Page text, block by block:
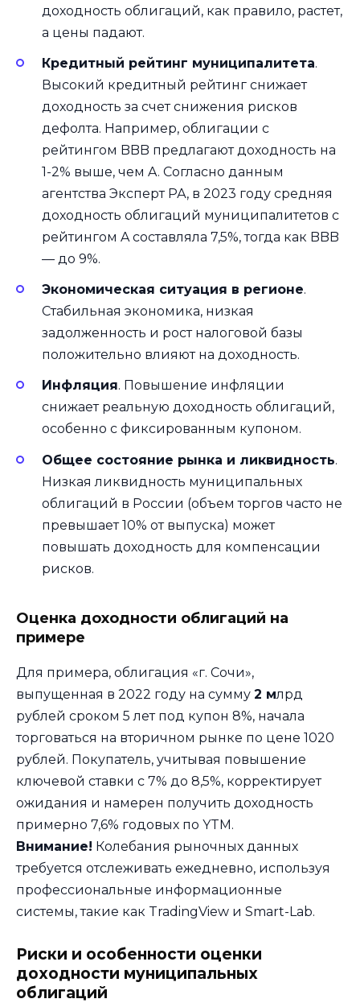
доходность облигаций, как правило, растет,
а цены падают.
Кредитный рейтинг муниципалитета.
Высокий кредитный рейтинг снижает
доходность за счет снижения рисков
дефолта. Например, облигации с
рейтингом BBB предлагают доходность на
1-2% выше, чем A. Согласно данным
агентства Эксперт РА, в 2023 году средняя
доходность облигаций муниципалитетов с
рейтингом A составляла 7,5%, тогда как BBB
— до 9%.
Экономическая ситуация в регионе.
Стабильная экономика, низкая
задолженность и рост налоговой базы
положительно влияют на доходность.
Инфляция. Повышение инфляции
снижает реальную доходность облигаций,
особенно с фиксированным купоном.
Общее состояние рынка и ликвидность.
Низкая ликвидность муниципальных
облигаций в России (объем торгов часто не
превышает 10% от выпуска) может
повышать доходность для компенсации
рисков.
Оценка доходности облигаций на
примере
Для примера, облигация «г. Сочи»,
выпущенная в 2022 году на сумму 2 млрд
рублей сроком 5 лет под купон 8%, начала
торговаться на вторичном рынке по цене 1020
рублей. Покупатель, учитывая повышение
ключевой ставки с 7% до 8,5%, корректирует
ожидания и намерен получить доходность
примерно 7,6% годовых по YTM.
Внимание! Колебания рыночных данных
требуется отслеживать ежедневно, используя
профессиональные информационные
системы, такие как TradingView и Smart-Lab.
Риски и особенности оценки
доходности муниципальных
облигаций